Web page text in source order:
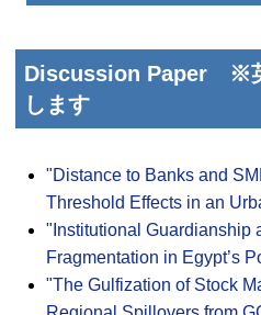
Discussion Paper ※英
します
"Distance to Banks and
Threshold Effects in an
"Institutional Guardianship
Fragmentation in Egypt’s
"The Gulfization of Stock